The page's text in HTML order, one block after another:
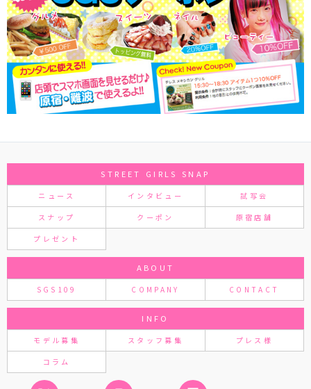
STREET GIRLS SNAP
ニュース インタビュー 試写会
スナップ クーポン 原宿店舗
プレゼント
ABOUT
SGS109 COMPANY CONTACT
INFO
モデル募集 スタッフ募集 プレス様
コラム